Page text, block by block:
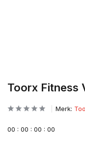
Toorx Fitness
Merk:
00 : 00 : 00 : 00